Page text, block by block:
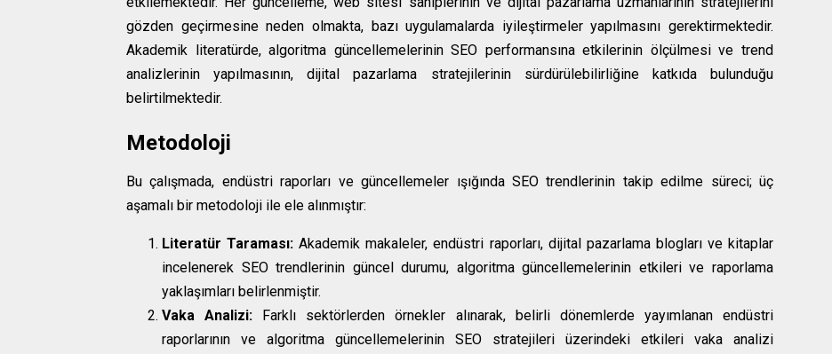
gözden geçirmesine neden olmakta, bazı uygulamalarda iyileştirmeler yapılmasını gerektirmektedir.
Akademik literatürde, algoritma güncellemelerinin SEO performansına etkilerinin ölçülmesi ve trend
analizlerinin yapılmasının, dijital pazarlama stratejilerinin sürdürülebilirliğine katkıda bulunduğu
belirtilmektedir.
Metodoloji
Bu çalışmada, endüstri raporları ve güncellemeler ışığında SEO trendlerinin takip edilme süreci; üç
aşamalı bir metodoloji ile ele alınmıştır:
Literatür Taraması: Akademik makaleler, endüstri raporları, dijital pazarlama blogları ve kitaplar
incelenerek SEO trendlerinin güncel durumu, algoritma güncellemelerinin etkileri ve raporlama
yaklaşımları belirlenmiştir.
Vaka Analizi: Farklı sektörlerden örnekler alınarak, belirli dönemlerde yayımlanan endüstri
raporlarının ve algoritma güncellemelerinin SEO stratejileri üzerindeki etkileri vaka analizi